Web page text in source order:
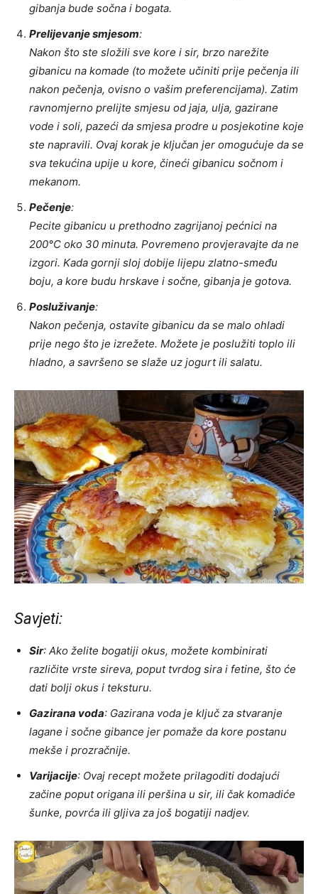
gibanja bude sočna i bogata.
Prelijevanje smjesom:
Nakon što ste složili sve kore i sir, brzo narežite
gibanicu na komade (to možete učiniti prije pečenja ili
nakon pečenja, ovisno o vašim preferencijama). Zatim
ravnomjerno prelijte smjesu od jaja, ulja, gazirane
vode i soli, pazeći da smjesa prodre u posjekotine koje
ste napravili. Ovaj korak je ključan jer omogućuje da se
sva tekućina upije u kore, čineći gibanicu sočnom i
mekanom.
Pečenje:
Pecite gibanicu u prethodno zagrijanoj pećnici na
200°C oko 30 minuta. Povremeno provjeravajte da ne
izgori. Kada gornji sloj dobije lijepu zlatno-smeđu
boju, a kore budu hrskave i sočne, gibanja je gotova.
Posluživanje:
Nakon pečenja, ostavite gibanicu da se malo ohladi
prije nego što je izrežete. Možete je poslužiti toplo ili
hladno, a savršeno se slaže uz jogurt ili salatu.
Savjeti:
Sir: Ako želite bogatiji okus, možete kombinirati
različite vrste sireva, poput tvrdog sira i fetine, što će
dati bolji okus i teksturu.
Gazirana voda: Gazirana voda je ključ za stvaranje
lagane i sočne gibance jer pomaže da kore postanu
mekše i prozračnije.
Varijacije: Ovaj recept možete prilagoditi dodajući
začine poput origana ili peršina u sir, ili čak komadiće
šunke, povrća ili gljiva za još bogatiji nadjev.